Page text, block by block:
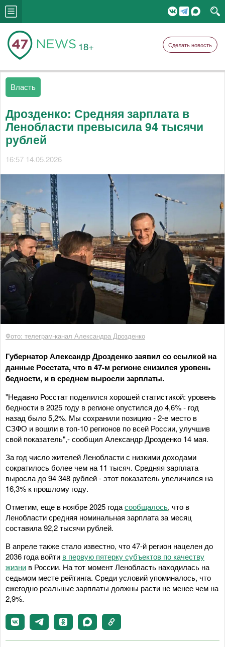
18+ Сделать новость
Власть
Дрозденко: Средняя зарплата в
Ленобласти превысила 94 тысячи
рублей
16:57 14.05.2026
Фото: телеграм-канал Александра Дрозденко
Губернатор Александр Дрозденко заявил со ссылкой на
данные Росстата, что в 47-м регионе снизился уровень
бедности, и в среднем выросли зарплаты.
"Недавно Росстат поделился хорошей статистикой: уровень
бедности в 2025 году в регионе опустился до 4,6% - год
назад было 5,2%. Мы сохранили позицию - 2-е место в
СЗФО и вошли в топ-10 регионов по всей России, улучшив
свой показатель",- сообщил Александр Дрозденко 14 мая.
За год число жителей Ленобласти с низкими доходами
сократилось более чем на 11 тысяч. Средняя зарплата
выросла до 94 348 рублей - этот показатель увеличился на
16,3% к прошлому году.
Отметим, еще в ноябре 2025 годасообщалось, что в
Ленобласти средняя номинальная зарплата за месяц
составила 92,2 тысячи рублей.
В апреле также стало известно, что 47-й регион нацелен до
2036 года войти в первую пятерку субъектов по качеству
жизни в России. На тот момент Ленобласть находилась на
седьмом месте рейтинга. Среди условий упоминалось, что
ежегодно реальные зарплаты должны расти не менее чем на
2,9%.